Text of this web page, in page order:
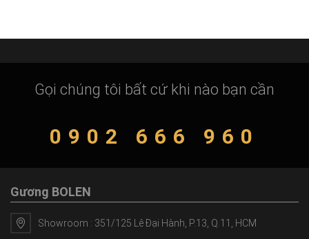
Gọi chúng tôi bất cứ khi nào bạn cần
0902 666 960
Gương BOLEN
Showroom : 351/125 Lê Đại Hành, P.13, Q.11, HCM